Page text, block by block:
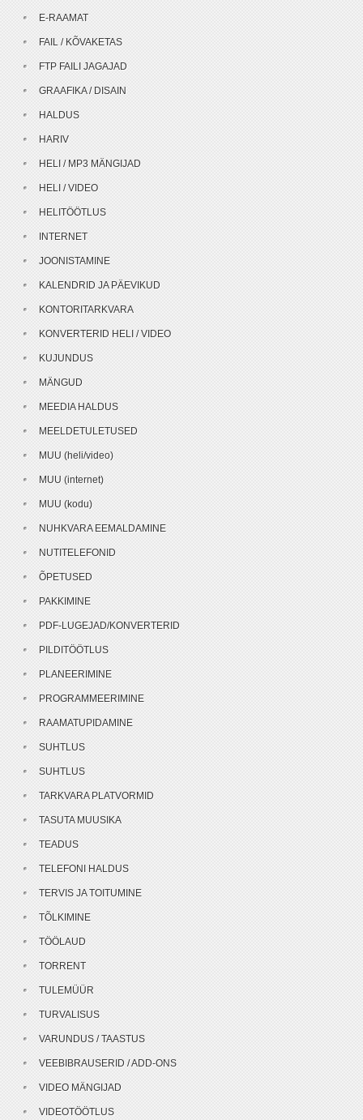
E-RAAMAT
FAIL / KÕVAKETAS
FTP FAILI JAGAJAD
GRAAFIKA / DISAIN
HALDUS
HARIV
HELI / MP3 MÄNGIJAD
HELI / VIDEO
HELITÖÖTLUS
INTERNET
JOONISTAMINE
KALENDRID JA PÄEVIKUD
KONTORITARKVARA
KONVERTERID HELI / VIDEO
KUJUNDUS
MÄNGUD
MEEDIA HALDUS
MEELDETULETUSED
MUU (heli/video)
MUU (internet)
MUU (kodu)
NUHKVARA EEMALDAMINE
NUTITELEFONID
ÕPETUSED
PAKKIMINE
PDF-LUGEJAD/KONVERTERID
PILDITÖÖTLUS
PLANEERIMINE
PROGRAMMEERIMINE
RAAMATUPIDAMINE
SUHTLUS
SUHTLUS
TARKVARA PLATVORMID
TASUTA MUUSIKA
TEADUS
TELEFONI HALDUS
TERVIS JA TOITUMINE
TÕLKIMINE
TÖÖLAUD
TORRENT
TULEMÜÜR
TURVALISUS
VARUNDUS / TAASTUS
VEEBIBRAUSERID / ADD-ONS
VIDEO MÄNGIJAD
VIDEOTÖÖTLUS